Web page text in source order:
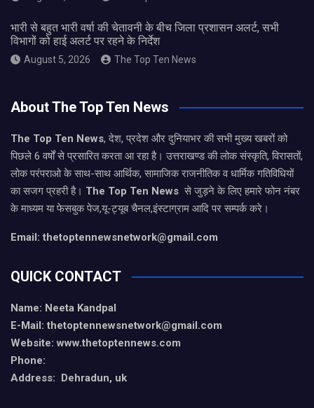
भारी से बहुत भारी वर्षा की चेतावनी के बीच जिला प्रशासन अलर्ट, सभी
विभागों को हाई अलर्ट पर रहने के निर्देश
August 5, 2026 The Top Ten News
About The Top Ten News
The Top Ten News, देश, प्रदेश और दुनियाभर की सभी मुख्य खबरों को
पिछले 6 वर्षों से प्रसारित करता आ रहा है। उत्तराखण्ड की लोक संस्कृति, विरासतों,
लोक परंपराओ के साथ-साथ आर्थिक, सामाजिक राजनीतिक व धार्मिक गतिविधियों
का सजग प्रहरी है। The Top Ten News से जुड़ने के लिए हमारे फोन नंबर
के माध्यम या फेसबुक पेज,यू-ट्यूब चैनल,इंस्टाग्राम आदि पर सम्पर्क करे।
Email: thetoptennewsnetwork@gmail.com
QUICK CONTACT
Name: Neeta Kandpal
E-Mail: thetoptennewsnetwork@gmail.com
Website: www.thetoptennews.com
Phone:
Address: Dehradun, uk